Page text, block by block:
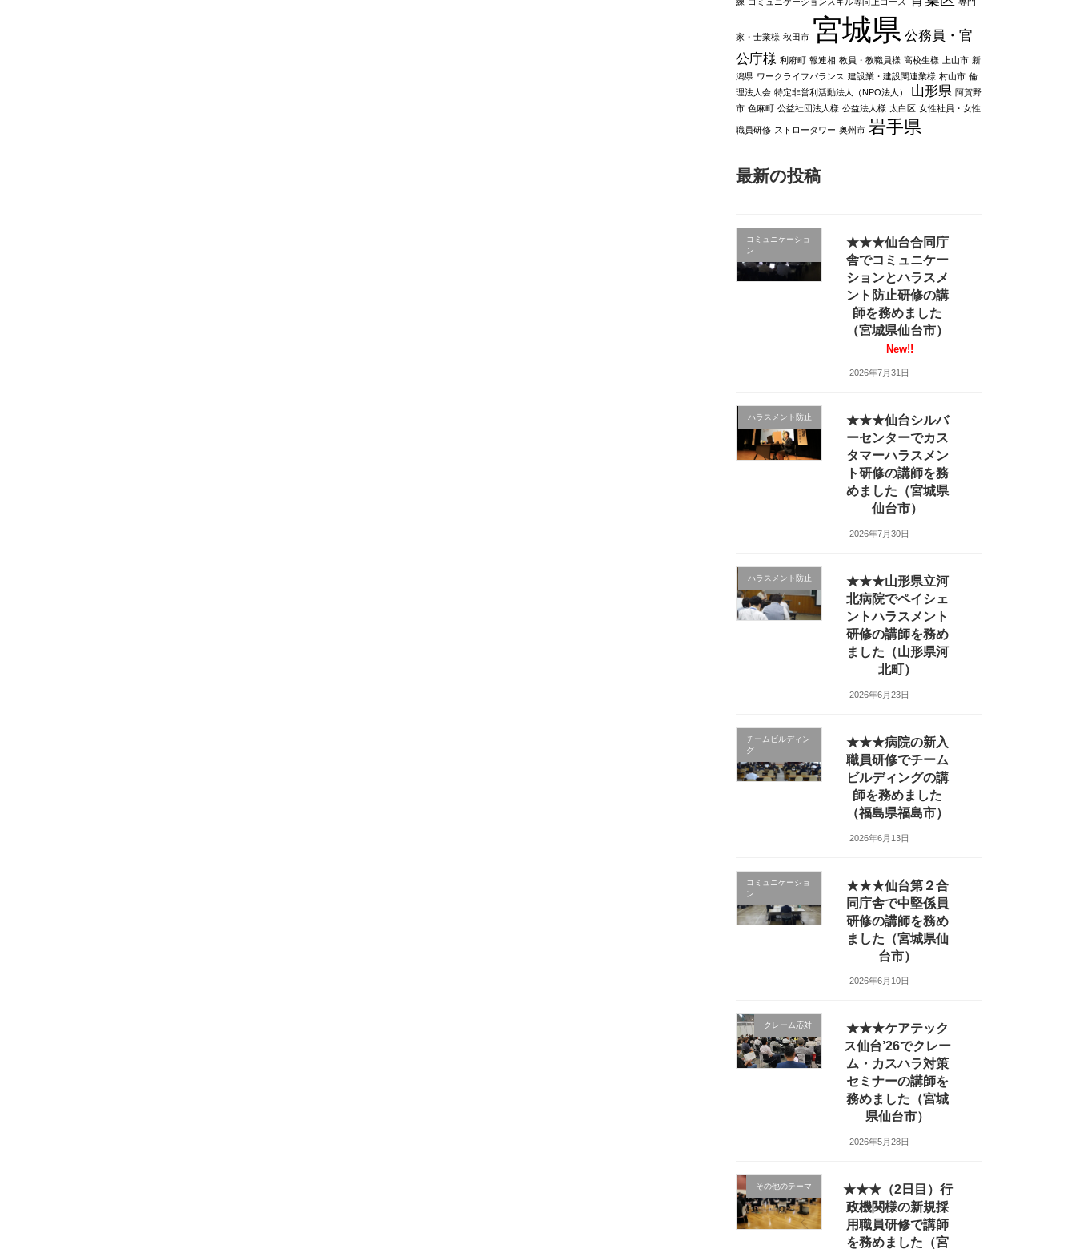
家・士業様 秋田市 宮城県 公務員・官
公庁様 利府町 報連相 教員・教職員様 高校生様 上山市 新
潟県 ワークライフバランス 建設業・建設関連業様 村山市 倫
理法人会 特定非営利活動法人（NPO法人） 山形県 阿賀野
市 色麻町 公益社団法人様 公益法人様 太白区 女性社員・女性
職員研修 ストロータワー 奥州市 岩手県
最新の投稿
コミュニケーショ
ン
★★★仙台合同庁
舎でコミュニケー
ションとハラスメ
ント防止研修の講
師を務めました
（宮城県仙台市）
New!!
2026年7月31日
ハラスメント防止
★★★仙台シルバ
ーセンターでカス
タマーハラスメン
ト研修の講師を務
めました（宮城県
仙台市）
2026年7月30日
ハラスメント防止
★★★山形県立河
北病院でペイシェ
ントハラスメント
研修の講師を務め
ました（山形県河
北町）
2026年6月23日
チームビルディン
グ
★★★病院の新入
職員研修でチーム
ビルディングの講
師を務めました
（福島県福島市）
2026年6月13日
コミュニケーショ
ン
★★★仙台第２合
同庁舎で中堅係員
研修の講師を務め
ました（宮城県仙
台市）
2026年6月10日
クレーム応対
★★★ケアテック
ス仙台’26でクレー
ム・カスハラ対策
セミナーの講師を
務めました（宮城
県仙台市）
2026年5月28日
その他のテーマ
★★★（2日目）行
政機関様の新規採
用職員研修で講師
を務めました（宮